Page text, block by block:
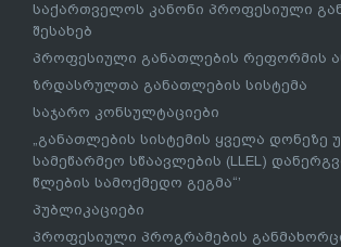
საქართველოს კანონი პროფესიული
შესახებ
პროფესიული განათლების რეფორმის
ზრდასრულთა განათლების სისტემა
საჯარო კონსულტაციები
„განათლების სისტემის ყველა დონეზე
სამეწარმეო სწაავლების (LLEL)
წლების სამოქმედო გეგმა“’
პუბლიკაციები
პროფესიული პროგრამების